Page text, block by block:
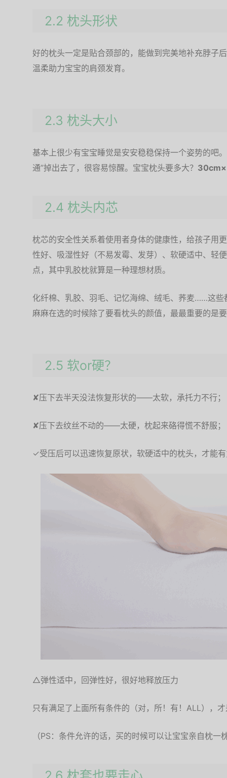
2.2 枕头形状
好的枕头一定是贴合颈部的，能做到完美地补充脖子
温柔助力宝宝的肩颈发育。
2.3 枕头大小
基本上很少有宝宝睡觉是安安稳稳保持一个姿势的吧
通”掉出去了，很容易惊醒。宝宝枕头要多大？
2.4 枕头内芯
枕芯的安全性关系着使用者身体的健康性，给孩子用
性好、吸湿性好（不易发霉、发芽）、软硬适中、轻
点，其中乳胶枕就算是一种理想材质。
化纤棉、乳胶、羽毛、记忆海绵、绒毛、荞麦……这
麻麻在选的时候除了要看枕头的颜值，最最重要的是
2.5 软or硬？
✘压下去半天没法恢复形状的——太软，承托力不行；
✘压下去纹丝不动的——太硬，枕起来硌得慌不舒服；
✓受压后可以迅速恢复原状，软硬适中的枕头，才能
△弹性适中，回弹性好，很好地释放压力
只有满足了上面所有条件的（对，所！有！ALL），
（PS：条件允许的话，买的时候可以让宝宝亲自枕一